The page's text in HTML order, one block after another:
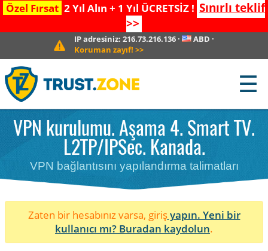
Özel Fırsat 2 Yıl Alın + 1 Yıl ÜCRETSİZ ! Sınırlı teklif
>>
IP adresiniz:216.73.216.136 · ABD ·
Koruman zayıf! >>
☰
VPN kurulumu. Aşama 4. Smart TV.
L2TP/IPSec. Kanada.
VPN bağlantısını yapılandırma talimatları
Zaten bir hesabınız varsa, girişyapın. Yeni bir
kullanıcı mı? Buradan kaydolun.